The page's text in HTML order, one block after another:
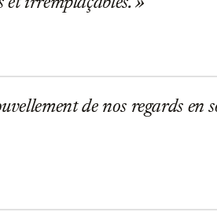
de nos regards en